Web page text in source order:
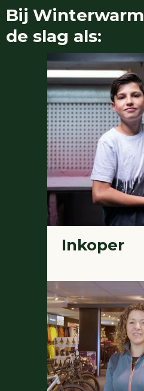
Bij Winterwarm
de slag als:
Inkoper